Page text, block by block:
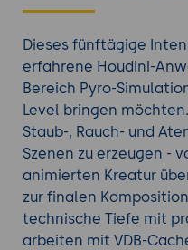
Dieses fünftägige
erfahrene Houdini-
Bereich Pyro-
Level bringen
Staub-, Rauch- und
Szenen zu erzeugen -
animierten Kreatur
zur finalen
technische Tiefe mit
arbeiten mit VDB-